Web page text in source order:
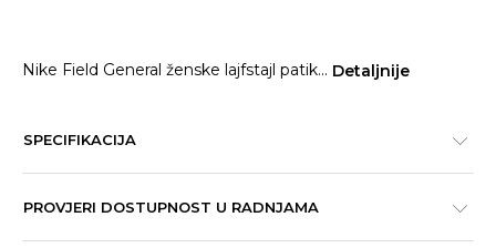
Nike Field General ženske lajfstajl patik... Detaljnije
SPECIFIKACIJA
PROVJERI DOSTUPNOST U RADNJAMA